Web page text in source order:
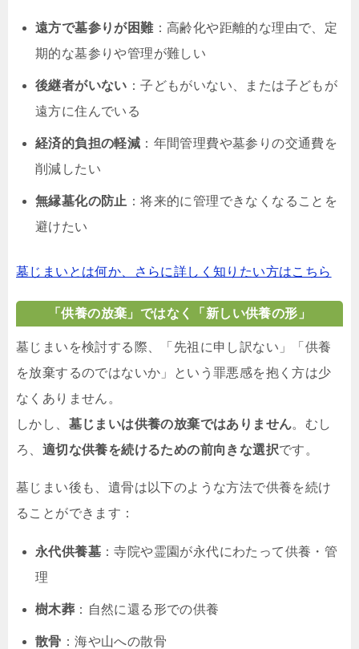
遠方で墓参りが困難：高齢化や距離的な理由で、定
期的な墓参りや管理が難しい
後継者がいない ：子どもがいない、または子どもが
遠方に住んでいる
経済的負担の軽減 ：年間管理費や墓参りの交通費を
削減したい
無縁墓化の防止 ：将来的に管理できなくなることを
避けたい
墓じまいとは何か、さらに詳しく知りたい方はこちら
「供養の放棄」ではなく「新しい供養の形」
墓じまいを検討する際、「先祖に申し訳ない」「供養
を放棄するのではないか」という罪悪感を抱く方は少
なくありません。
しかし、 墓じまいは供養の放棄ではありません。むし
ろ、 適切な供養を続けるための前向きな選択です。
墓じまい後も、遺骨は以下のような方法で供養を続け
ることができます：
永代供養墓 ：寺院や霊園が永代にわたって供養・管
理
樹木葬 ：自然に還る形での供養
散骨 ：海や山への散骨